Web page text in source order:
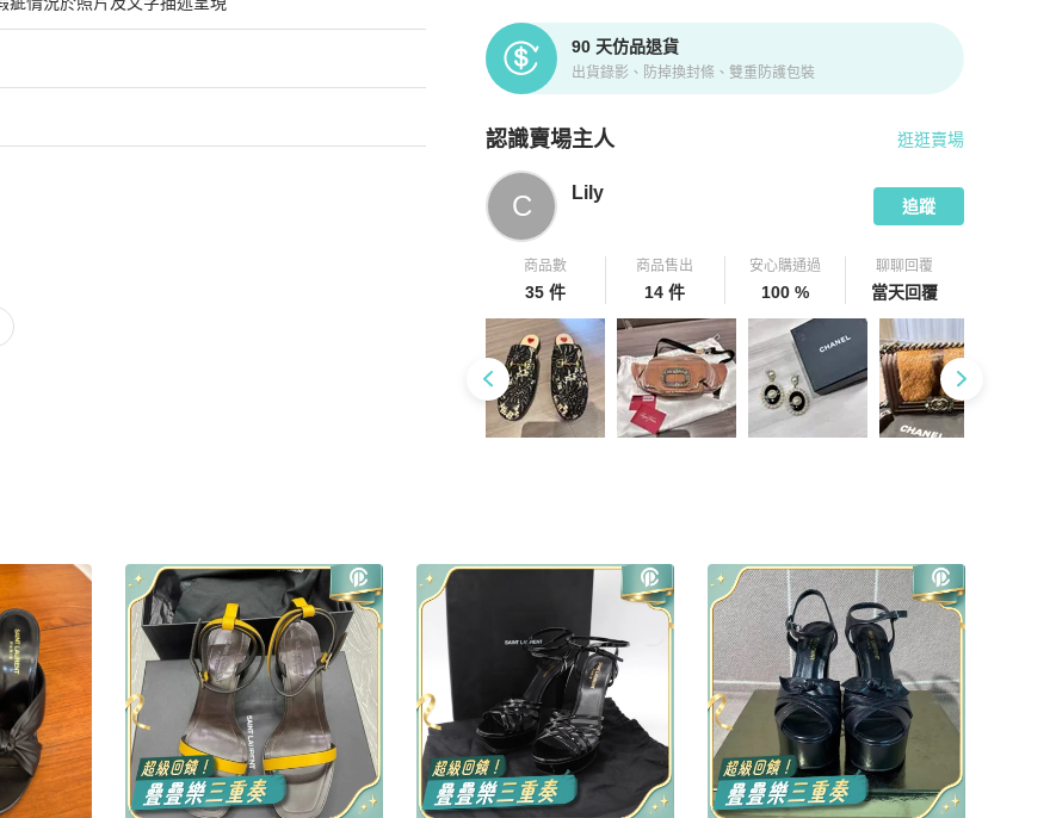
90 天仿品退貨
出貨錄影、防掉換封條、雙重防護包裝
認識賣場主人
PopChill 拍拍圈嚴選賣家
逛逛賣場
C Lily
追蹤
商品數
35 件
商品售出
14 件
安心購通過
100 %
聊聊回覆
當天回覆